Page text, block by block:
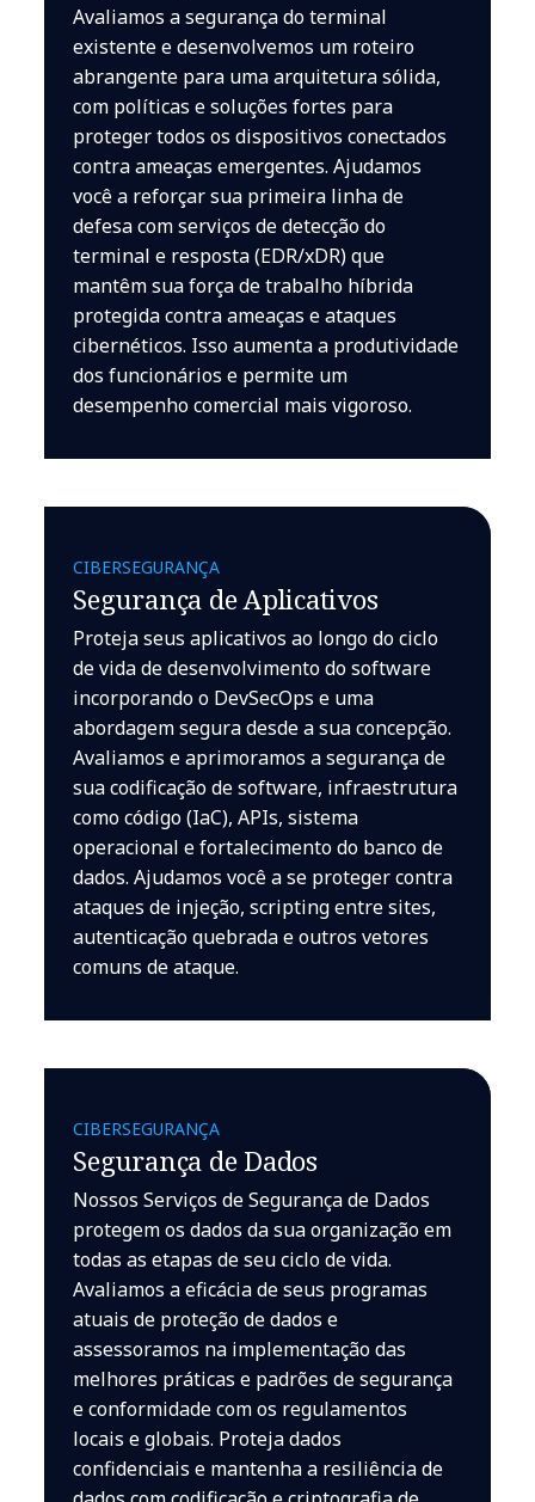
Avaliamos a segurança do terminal
existente e desenvolvemos um roteiro
abrangente para uma arquitetura sólida,
com políticas e soluções fortes para
proteger todos os dispositivos conectados
contra ameaças emergentes. Ajudamos
você a reforçar sua primeira linha de
defesa com serviços de detecção do
terminal e resposta (EDR/xDR) que
mantêm sua força de trabalho híbrida
protegida contra ameaças e ataques
cibernéticos. Isso aumenta a produtividade
dos funcionários e permite um
desempenho comercial mais vigoroso.
CIBERSEGURANÇA
Segurança de Aplicativos
Proteja seus aplicativos ao longo do ciclo
de vida de desenvolvimento do software
incorporando o DevSecOps e uma
abordagem segura desde a sua concepção.
Avaliamos e aprimoramos a segurança de
sua codificação de software, infraestrutura
como código (IaC), APIs, sistema
operacional e fortalecimento do banco de
dados. Ajudamos você a se proteger contra
ataques de injeção, scripting entre sites,
autenticação quebrada e outros vetores
comuns de ataque.
CIBERSEGURANÇA
Segurança de Dados
Nossos Serviços de Segurança de Dados
protegem os dados da sua organização em
todas as etapas de seu ciclo de vida.
Avaliamos a eficácia de seus programas
atuais de proteção de dados e
assessoramos na implementação das
melhores práticas e padrões de segurança
e conformidade com os regulamentos
locais e globais. Proteja dados
confidenciais e mantenha a resiliência de